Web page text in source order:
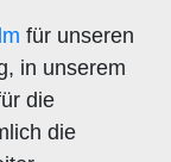
für unseren
in unserem
die
die